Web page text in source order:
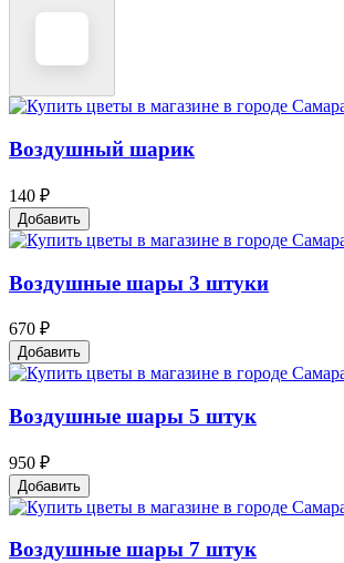
Воздушный шарик
140 ₽
Добавить
Воздушные шары 3 штуки
670 ₽
Добавить
Воздушные шары 5 штук
950 ₽
Добавить
Воздушные шары 7 штук